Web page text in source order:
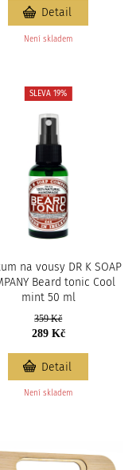
Není skladem
Detail
na vousy DR K SOAP
Beard tonic Cool
mint 50 ml
SLEVA 19%
359 Kč
289 Kč
Není skladem
Detail